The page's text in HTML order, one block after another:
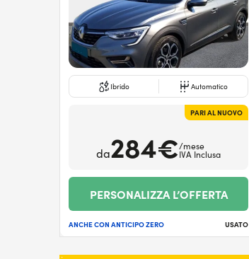
Ibrido Automatico
PARI AL NUOVO
da284€/mese
IVA Inclusa
PERSONALIZZA L’OFFERTA
ANCHE CON ANTICIPO ZERO USATO